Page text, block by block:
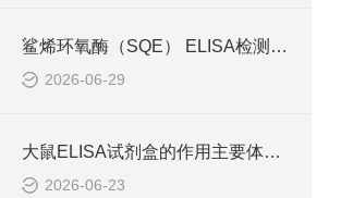
鲨烯环氧酶（SQE） ELISA检测试剂盒操作手册
2026-06-29
大鼠ELISA试剂盒的作用主要体现在哪些方面？
2026-06-23